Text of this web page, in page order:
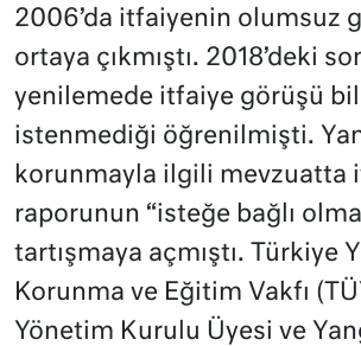
2006’da itfaiyenin olumsuz
ortaya çıkmıştı. 2018’deki
yenilemede itfaiye görüşü
istenmediği öğrenilmişti.
korunmayla ilgili mevzuatta
raporunun “isteğe bağlı
tartışmaya açmıştı. Türkiye
Korunma ve Eğitim Vakfı
Yönetim Kurulu Üyesi ve